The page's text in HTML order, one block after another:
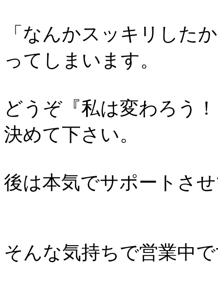
「なんかスッキリした
ってしまいます。
どうぞ『私は変わろう
決めて下さい。
後は本気でサポートさ
そんな気持ちで営業中